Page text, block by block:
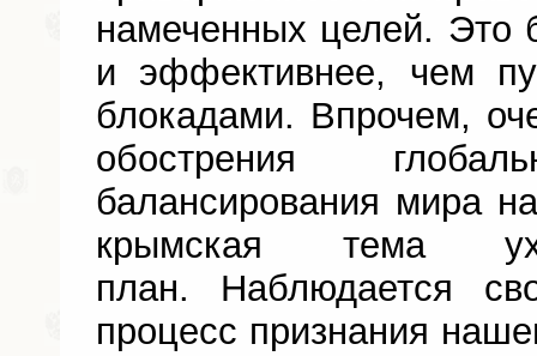
намеченных целей. Это
и эффективнее, чем
блокадами. Впрочем,
обострения
балансирования мира
крымская тема
план. Наблюдается
процесс признания